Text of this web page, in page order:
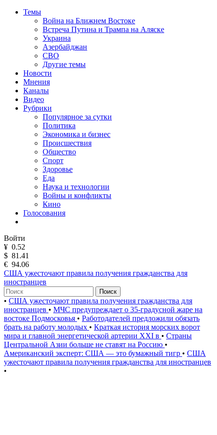
Темы
Война на Ближнем Востоке
Встреча Путина и Трампа на Аляске
Украина
Азербайджан
СВО
Другие темы
Новости
Мнения
Каналы
Видео
Рубрики
Популярное за сутки
Политика
Экономика и бизнес
Происшествия
Общество
Спорт
Здоровье
Еда
Наука и технологии
Войны и конфликты
Кино
Голосования
Войти
¥ 0.52
$ 81.41
€ 94.06
США ужесточают правила получения гражданства для
иностранцев
Поиск
• США ужесточают правила получения гражданства для
иностранцев • МЧС предупреждает о 35-градусной жаре на
востоке Подмосковья • Работодателей предложили обязать
брать на работу молодых • Краткая история морских ворот
мира и главной энергетической артерии XXI в • Страны
Центральной Азии больше не ставят на Россию •
Американский эксперт: США — это бумажный тигр • США
ужесточают правила получения гражданства для иностранцев
•